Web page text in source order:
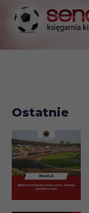
Ostatnie